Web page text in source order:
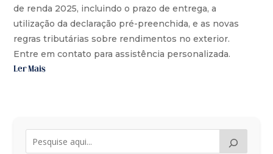
de renda 2025, incluindo o prazo de entrega, a
utilização da declaração pré-preenchida, e as novas
regras tributárias sobre rendimentos no exterior.
Entre em contato para assistência personalizada.
Ler Mais